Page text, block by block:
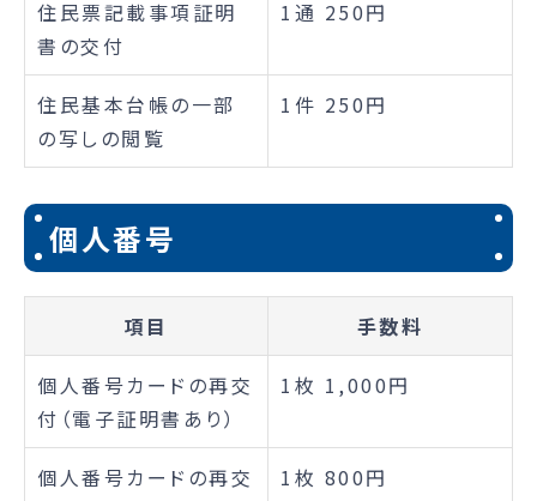
住民票記載事項証明
書の交付
1通 250円
住民基本台帳の一部
の写しの閲覧
1件 250円
個人番号
項目 手数料
個人番号カードの再交
付（電子証明書あり）
1枚 1,000円
個人番号カードの再交
1枚 800円